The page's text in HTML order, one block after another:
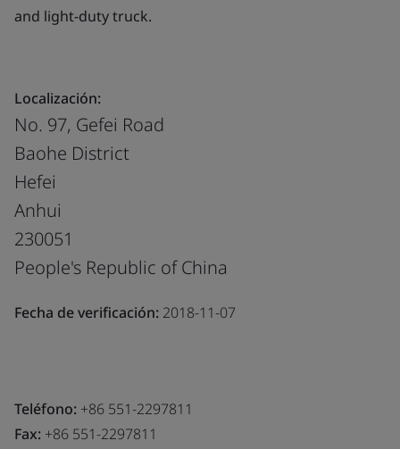
and light-duty truck.
Localización:
No. 97, Gefei Road
Baohe District
Hefei
Anhui
230051
People's Republic of China
Fecha de verificación: 2018-11-07
Teléfono: +86 551-2297811
Fax: +86 551-2297811